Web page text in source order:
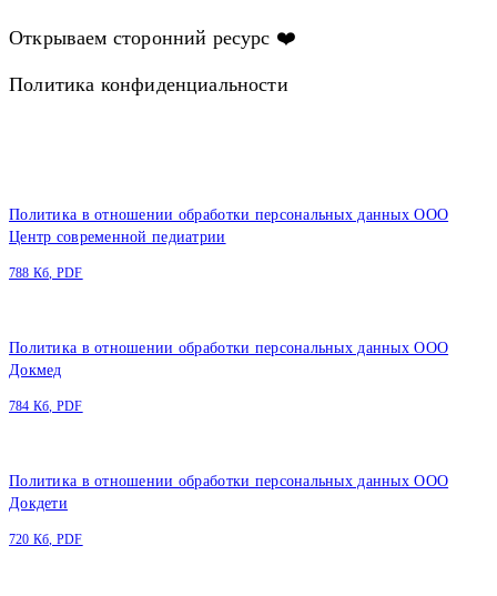
Открываем сторонний ресурс ❤️
Политика конфиденциальности
Политика в отношении обработки персональных данных ООО
Центр современной педиатрии
788 Кб, PDF
Политика в отношении обработки персональных данных ООО
Докмед
784 Кб, PDF
Политика в отношении обработки персональных данных ООО
Докдети
720 Кб, PDF